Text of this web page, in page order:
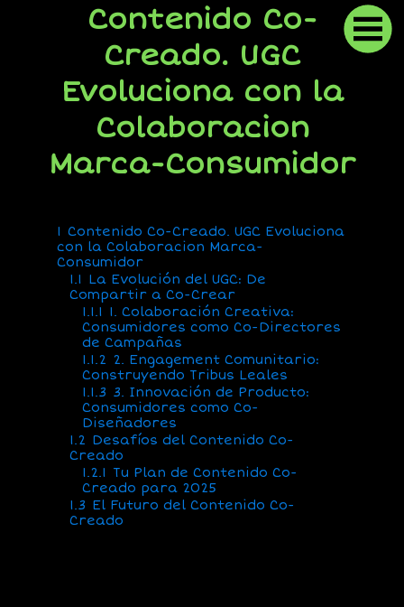
Contenido Co-
Creado. UGC
Evoluciona con la
Colaboracion
Marca-Consumidor
1 Contenido Co-Creado. UGC Evoluciona
con la Colaboracion Marca-
Consumidor
1.1 La Evolución del UGC: De
Compartir a Co-Crear
1.1.1 1. Colaboración Creativa:
Consumidores como Co-Directores
de Campañas
1.1.2 2. Engagement Comunitario:
Construyendo Tribus Leales
1.1.3 3. Innovación de Producto:
Consumidores como Co-
Diseñadores
1.2 Desafíos del Contenido Co-
Creado
1.2.1 Tu Plan de Contenido Co-
Creado para 2025
1.3 El Futuro del Contenido Co-
Creado